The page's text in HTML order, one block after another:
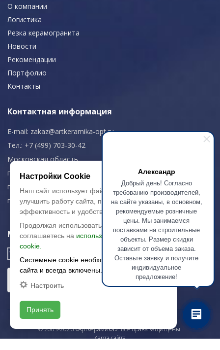
Александр
Добрый день! Согласно
требованию производителей,
на сайте указаны, в основном,
рекомендуемые розничные
цены. Мы занимаемся
поставками на строительные
объекты. Размер скидки
зависит от объема заказа.
Оставьте заявку и получите
индивидуальное
предложение!
О компании
Логистика
Резка керамогранита
Новости
Рекомендации
Портфолио
Контакты
Контактная информация
E-mail: zakaz@artkeramika-opt.ru
Тел.: +7 (499) 703-30-42
Московская область,
г. Красногорск
пн-чт: 09.00-18.00
пт: 09.00-17.00
Мы в соц. сетях
© 2003-2026 «Арткерамика». Все права защищены.
Карта сайта
Настройки Cookie
Наш сайт использует файлы cookie, чтобы
улучшить работу сайта, повысить его
эффективность и удобство.
Продолжая использовать сайт, вы
соглашаетесь на использование файлов
cookie.
Системные cookie необходимы для работы
сайта и всегда включены.
Настроить
Принять